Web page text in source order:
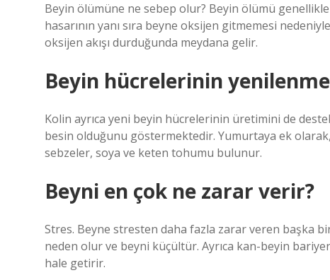
Beyin ölümüne ne sebep olur? Beyin ölümü
hasarının yanı sıra beyne oksijen gitmemesi
oksijen akışı durduğunda meydana gelir.
Beyin hücrelerinin
Kolin ayrıca yeni beyin hücrelerinin üretimini de
besin olduğunu göstermektedir. Yumurtaya ek olarak,
sebzeler, soya ve keten tohumu bulunur.
Beyni en çok ne zarar verir?
Stres. Beyne stresten daha fazla zarar veren başka
neden olur ve beyni küçültür. Ayrıca kan-beyin
hale getirir.